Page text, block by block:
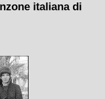
italiana di